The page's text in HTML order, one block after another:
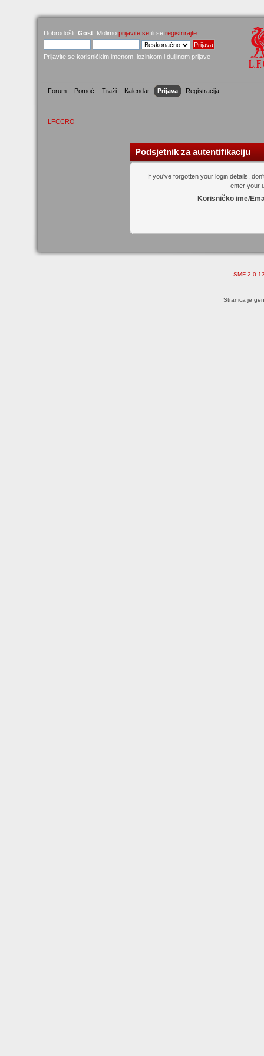
Dobrodošli, Gost . Molimo prijavite se ili se registrirajte
Prijavite se korisničkim imenom, lozinkom i duljinom prijave
Forum Pomoć Traži Kalendar Prijava Registracija
LFCCRO
Podsjetnik za autentifikaciju
If you've forgotten your login details,
enter your
Korisničko ime/
SMF
Stranica je